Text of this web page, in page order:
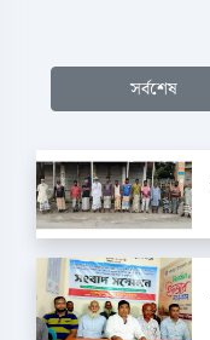
সর্বশেষ